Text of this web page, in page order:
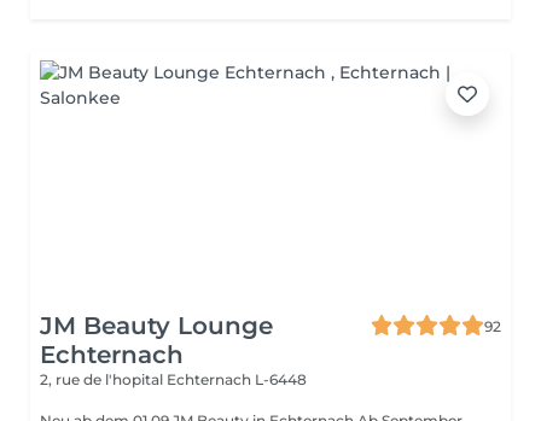
JM Beauty Lounge
Echternach
92
2, rue de l'hopital Echternach L-6448